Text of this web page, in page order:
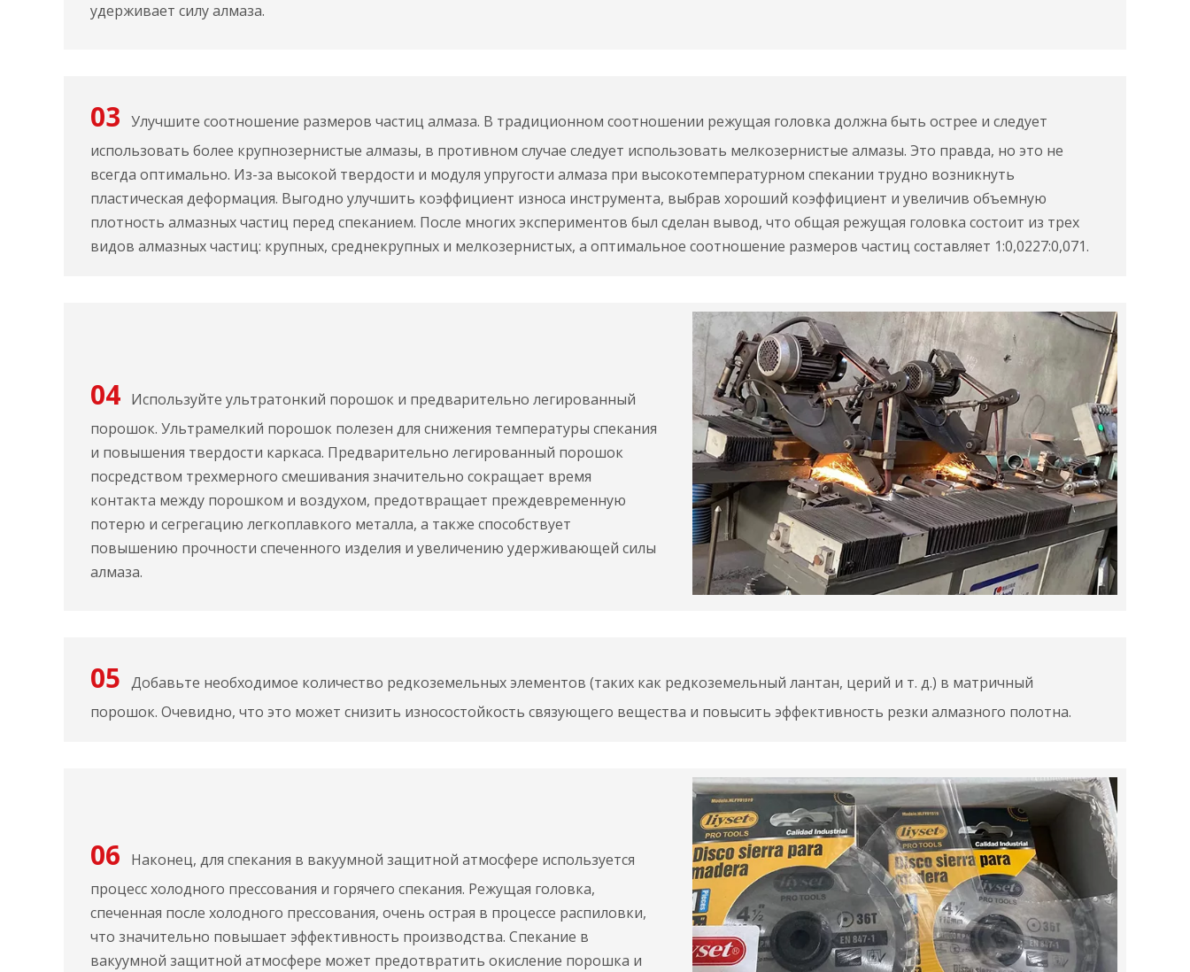
удерживает силу алмаза.
03 Улучшите соотношение размеров частиц алмаза. В традиционном соотношении режущая головка должна быть острее и следует
использовать более крупнозернистые алмазы, в противном случае следует использовать мелкозернистые алмазы. Это правда, но это не
всегда оптимально. Из-за высокой твердости и модуля упругости алмаза при высокотемпературном спекании трудно возникнуть
пластическая деформация. Выгодно улучшить коэффициент износа инструмента, выбрав хороший коэффициент и увеличив объемную
плотность алмазных частиц перед спеканием. После многих экспериментов был сделан вывод, что общая режущая головка состоит из трех
видов алмазных частиц: крупных, среднекрупных и мелкозернистых, а оптимальное соотношение размеров частиц составляет 1:0,0227:0,071.
04 Используйте ультратонкий порошок и предварительно легированный
порошок. Ультрамелкий порошок полезен для снижения температуры спекания
и повышения твердости каркаса. Предварительно легированный порошок
посредством трехмерного смешивания значительно сокращает время
контакта между порошком и воздухом, предотвращает преждевременную
потерю и сегрегацию легкоплавкого металла, а также способствует
повышению прочности спеченного изделия и увеличению удерживающей силы
алмаза.
05 Добавьте необходимое количество редкоземельных элементов (таких как редкоземельный лантан, церий и т. д.) в матричный
порошок. Очевидно, что это может снизить износостойкость связующего вещества и повысить эффективность резки алмазного полотна.
06
Наконец, для спекания в вакуумной защитной атмосфере используется
процесс холодного прессования и горячего спекания. Режущая головка,
спеченная после холодного прессования, очень острая в процессе распиловки,
что значительно повышает эффективность производства. Спекание в
вакуумной защитной атмосфере может предотвратить окисление порошка и